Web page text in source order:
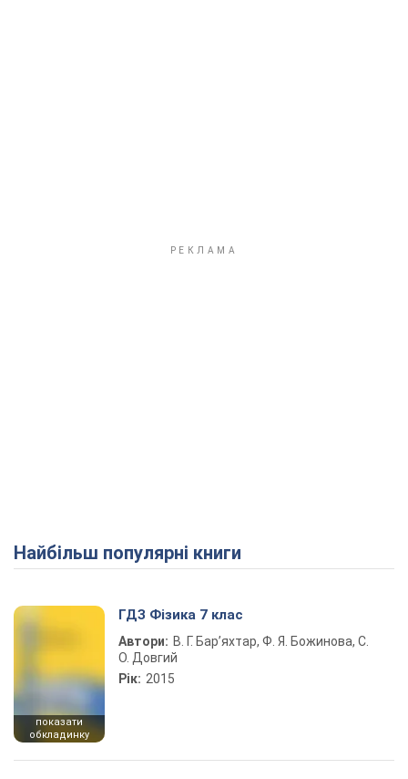
Найбільш популярні книги
показати
обкладинку
ГДЗ Фізика 7 клас
Автори: В. Г. Бар’яхтар, Ф. Я. Божинова, С.
О. Довгий
Рік: 2015